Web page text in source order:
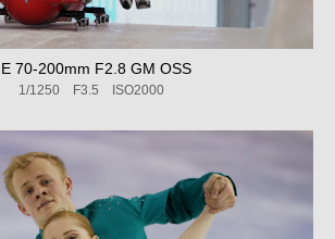
70-200mm F2.8 GM OSS
1/1250 F3.5 ISO2000